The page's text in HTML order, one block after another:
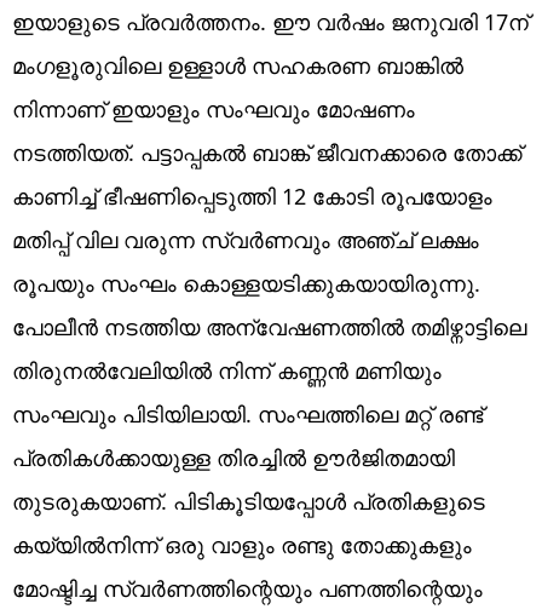
ഇയാളുടെ പ്രവർത്തനം. ഈ വർഷം ജനുവരി 17ന്
മംഗളൂരുവിലെ ഉള്ളാൾ സഹകരണ ബാങ്കിൽ
നിന്നാണ് ഇയാളും സംഘവും മോഷണം
നടത്തിയത്. പട്ടാപ്പകൽ ബാങ്ക് ജീവനക്കാരെ തോക്ക്
കാണിച്ച് ഭീഷണിപ്പെടുത്തി 12 കോടി രൂപയോളം
മതിപ്പ് വില വരുന്ന സ്വർണവും അഞ്ച് ലക്ഷം
രൂപയും സംഘം കൊള്ളയടിക്കുകയായിരുന്നു.
പോലീൻ നടത്തിയ അന്വേഷണത്തിൽ തമിഴ്നാട്ടിലെ
തിരുനൽവേലിയിൽ നിന്ന് കണ്ണൻ മണിയും
സംഘവും പിടിയിലായി. സംഘത്തിലെ മറ്റ് രണ്ട്
പ്രതികൾക്കായുള്ള തിരച്ചിൽ ഊർജിതമായി
തുടരുകയാണ്. പിടികൂടിയപ്പോള്‍ പ്രതികളുടെ
കയ്യില്‍നിന്ന് ഒരു വാളും രണ്ടു തോക്കുകളും
മോഷ്ടിച്ച സ്വര്‍ണത്തിന്റെയും പണത്തിന്റെയും